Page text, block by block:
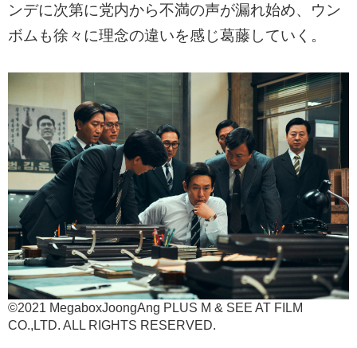
ンデに次第に党内から不満の声が漏れ始め、ウン
ボムも徐々に理念の違いを感じ葛藤していく。
©2021 MegaboxJoongAng PLUS M & SEE AT FILM
CO.,LTD. ALL RIGHTS RESERVED.